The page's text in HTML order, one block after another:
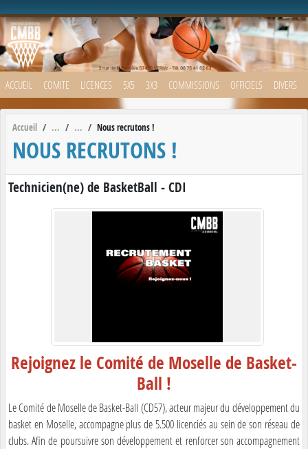
ACCUEIL COMITE LICENCES 5X5 3X3 COMMISSIONS OFFICIELS DIVERS
Accueil Nous recrutons !
NOUS RECRUTONS !
Technicien(ne) de BasketBall - CDI
Rejoignez le Comité de Moselle de Basket-
Ball !
Le Comité de Moselle de Basket-Ball (CD57), acteur majeur du développement du
basket en Moselle, accompagne plus de 5.500 licenciés au sein de son réseau de
clubs. Afin de poursuivre son développement et renforcer son accompagnement